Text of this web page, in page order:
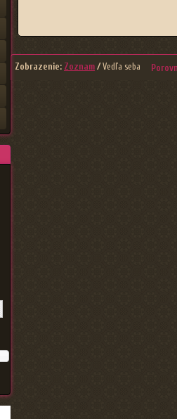
Zobrazenie: Zoznam /Vedľa seba